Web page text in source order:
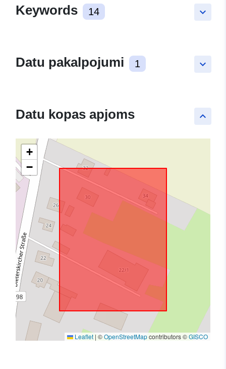
keyboard_arrow_down
Keywords 14
keyboard_arrow_down
Datu pakalpojumi 1
keyboard_arrow_up
Datu kopas apjoms
+
−
Leaflet | ©OpenStreetMapcontributors ©GISCO